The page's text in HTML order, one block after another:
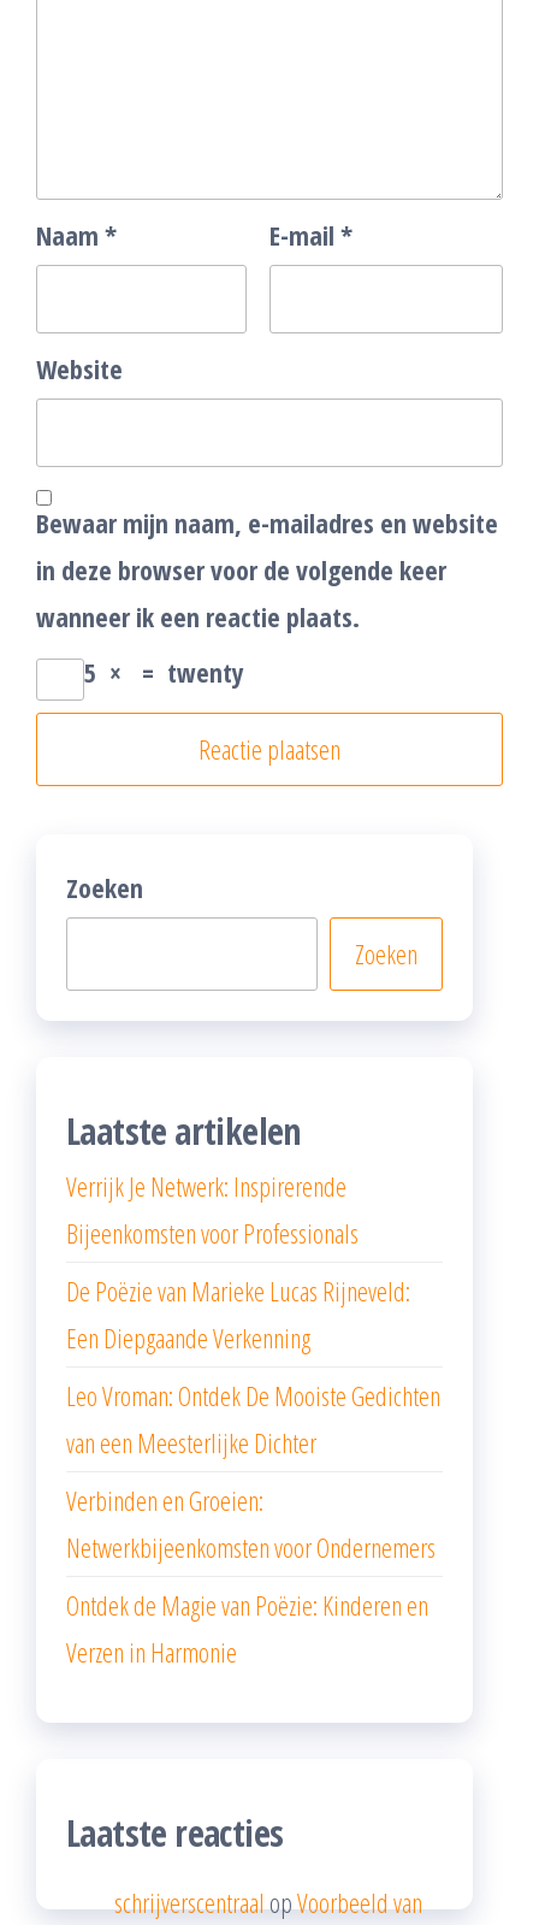
Naam * E-mail *
Website
Bewaar mijn naam, e-mailadres en website
in deze browser voor de volgende keer
wanneer ik een reactie plaats.
5 × = twenty
Zoeken
Zoeken
Laatste artikelen
Verrijk Je Netwerk: Inspirerende
Bijeenkomsten voor Professionals
De Poëzie van Marieke Lucas Rijneveld:
Een Diepgaande Verkenning
Leo Vroman: Ontdek De Mooiste Gedichten
van een Meesterlijke Dichter
Verbinden en Groeien:
Netwerkbijeenkomsten voor Ondernemers
Ontdek de Magie van Poëzie: Kinderen en
Verzen in Harmonie
Laatste reacties
schrijverscentraalopVoorbeeld van